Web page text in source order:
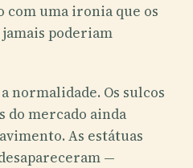
com uma ironia que os
poderiam
normalidade. Os sulcos
do mercado ainda
As estátuas
—